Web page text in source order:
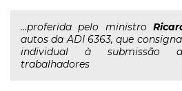
...proferida pelo ministro
autos da ADI 6363, que
individual à submissão
trabalhadores